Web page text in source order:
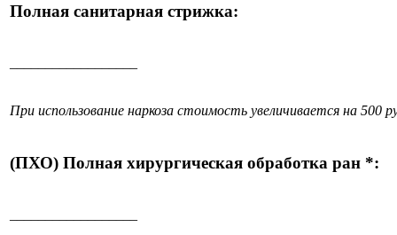
Полная санитарная стрижка:
При использование наркоза стоимость увеличивается на 500
(ПХО) Полная хирургическая обработка ран *: